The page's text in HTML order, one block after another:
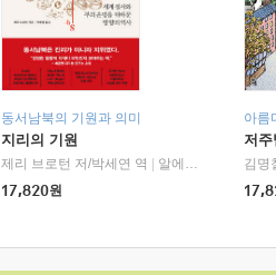
동서남북의 기원과 의미
지리의 기원
제리 브로턴 저/박세연 역
알에이치코리아(RHK)
17,820원
아름
저
김명